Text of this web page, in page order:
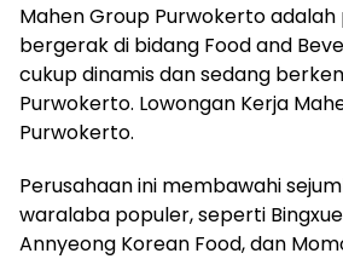
Mahen Group Purwokerto
bergerak di bidang Food and
cukup dinamis dan sedang
Purwokerto. Lowongan Kerja
Purwokerto.
Perusahaan ini membawahi
waralaba populer, seperti
Annyeong Korean Food, dan